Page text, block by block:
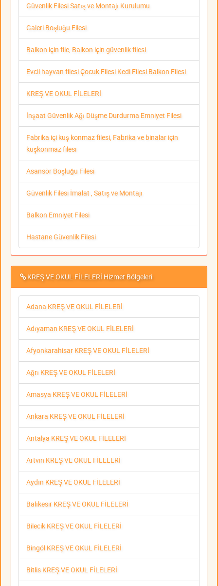
Güvenlik Filesi Satış ve Montajı Kurulumu
Galeri Boşluğu Filesi
Balkon için file, Balkon için güvenlik filesi
Evcil hayvan filesi Çocuk Filesi Kedi Filesi Balkon Filesi
KREŞ VE OKUL FİLELERİ
İnşaat Güvenlik Ağı Düşme Durdurma Emniyet Filesi
Fabrika içi kuş konmaz filesi, Fabrika ve binalar için
kuşkonmaz filesi
Asansör Boşluğu Filesi
Güvenlik Filesi İmalat , Satış ve Montajı
Balkon Emniyet Filesi
Hastane Güvenlik Filesi
KREŞ VE OKUL FİLELERİ Hizmet Bölgeleri
Adana KREŞ VE OKUL FİLELERİ
Adıyaman KREŞ VE OKUL FİLELERİ
Afyonkarahisar KREŞ VE OKUL FİLELERİ
Ağrı KREŞ VE OKUL FİLELERİ
Amasya KREŞ VE OKUL FİLELERİ
Ankara KREŞ VE OKUL FİLELERİ
Antalya KREŞ VE OKUL FİLELERİ
Artvin KREŞ VE OKUL FİLELERİ
Aydın KREŞ VE OKUL FİLELERİ
Balıkesir KREŞ VE OKUL FİLELERİ
Bilecik KREŞ VE OKUL FİLELERİ
Bingöl KREŞ VE OKUL FİLELERİ
Bitlis KREŞ VE OKUL FİLELERİ